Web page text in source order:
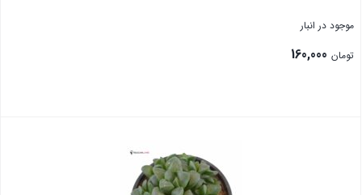
موجود در انبار
تومان